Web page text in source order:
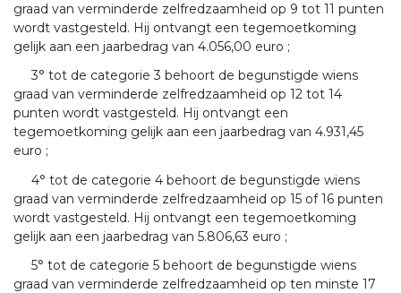
graad van verminderde zelfredzaamheid op 9 tot 11 punten
wordt vastgesteld. Hij ontvangt een tegemoetkoming
gelijk aan een jaarbedrag van 4.056,00 euro ;
3° tot de categorie 3 behoort de begunstigde wiens
graad van verminderde zelfredzaamheid op 12 tot 14
punten wordt vastgesteld. Hij ontvangt een
tegemoetkoming gelijk aan een jaarbedrag van 4.931,45
euro ;
4° tot de categorie 4 behoort de begunstigde wiens
graad van verminderde zelfredzaamheid op 15 of 16 punten
wordt vastgesteld. Hij ontvangt een tegemoetkoming
gelijk aan een jaarbedrag van 5.806,63 euro ;
5° tot de categorie 5 behoort de begunstigde wiens
graad van verminderde zelfredzaamheid op ten minste 17